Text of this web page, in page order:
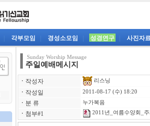
각부모임 경성소모임 성경연구 사진자
Sunday Worship Message
주일예배메시지
ㆍ 작성자 리스닝
ㆍ 작성일 2011-08-17 (수) 18:20
ㆍ 분 류 누가복음
ㆍ 첨부#1 2011년_여름수양회_